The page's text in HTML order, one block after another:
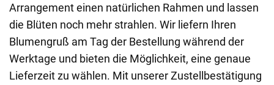
Arrangement einen natürlichen Rahmen und lassen
die Blüten noch mehr strahlen. Wir liefern Ihren
Blumengruß am Tag der Bestellung während der
Werktage und bieten die Möglichkeit, eine genaue
Lieferzeit zu wählen. Mit unserer Zustellbestätigung